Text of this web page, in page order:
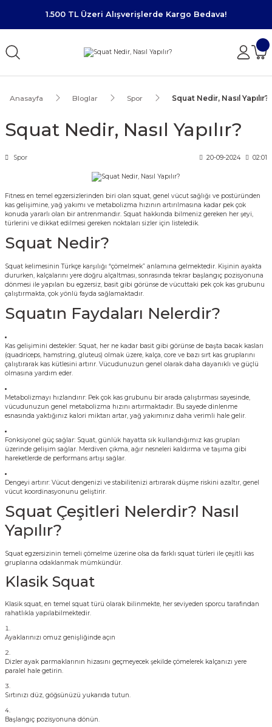
1.500 TL Üzeri Alışverişlerde Kargo Bedava!
Anasayfa Bloglar Spor Squat Nedir, Nasıl Yapılır?
Squat Nedir, Nasıl Yapılır?
Spor 20-09-2024 02:01
Fitness en temel egzersizlerinden biri olan squat, genel vücut sağlığı ve postüründen
kas gelişimine, yağ yakımı ve metabolizma hızının artırılmasına kadar pek çok
konuda yararlı olan bir antrenmandır. Squat hakkında bilmeniz gereken her şeyi,
türlerini ve dikkat edilmesi gereken noktaları sizler için listeledik.
Squat Nedir?
Squat kelimesinin Türkçe karşılığı “çömelmek” anlamına gelmektedir. Kişinin ayakta
dururken, kalçalarını yere doğru alçaltması, sonrasında tekrar başlangıç pozisyonuna
dönmesi ile yapılan bu egzersiz, basit gibi görünse de vücuttaki pek çok kas grubunu
çalıştırmakta, çok yönlü fayda sağlamaktadır.
Squatın Faydaları Nelerdir?
Kas gelişimini destekler: Squat, her ne kadar basit gibi görünse de başta bacak kasları
(quadriceps, hamstring, gluteus) olmak üzere, kalça, core ve bazı sırt kas gruplarını
çalıştırarak kas kütlesini artırır. Vücudunuzun genel olarak daha dayanıklı ve güçlü
olmasına yardım eder.
Metabolizmayı hızlandırır: Pek çok kas grubunu bir arada çalıştırması sayesinde,
vücudunuzun genel metabolizma hızını artırmaktadır. Bu sayede dinlenme
esnasında yaktığınız kalori miktarı artar, yağ yakımınız daha verimli hale gelir.
Fonksiyonel güç sağlar: Squat, günlük hayatta sık kullandığımız kas grupları
üzerinde gelişim sağlar. Merdiven çıkma, ağır nesneleri kaldırma ve taşıma gibi
hareketlerde de performans artışı sağlar.
Dengeyi artırır: Vücut dengenizi ve stabilitenizi artırarak düşme riskini azaltır, genel
vücut koordinasyonunu geliştirir.
Squat Çeşitleri Nelerdir? Nasıl
Yapılır?
Squat egzersizinin temeli çömelme üzerine olsa da farklı squat türleri ile çeşitli kas
gruplarına odaklanmak mümkündür.
Klasik Squat
Klasik squat, en temel squat türü olarak bilinmekte, her seviyeden sporcu tarafından
rahatlıkla yapılabilmektedir.
Ayaklarınızı omuz genişliğinde açın
Dizler ayak parmaklarının hizasını geçmeyecek şekilde çömelerek kalçanızı yere
paralel hale getirin.
Sırtınızı düz, göğsünüzü yukarıda tutun.
Başlangıç pozisyonuna dönün.